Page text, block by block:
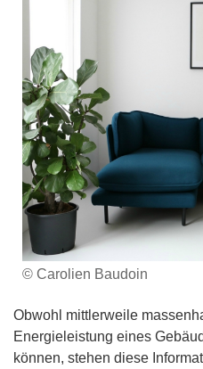
© Carolien Baudoin
Obwohl mittlerweile
Energieleistung eines
können, stehen diese